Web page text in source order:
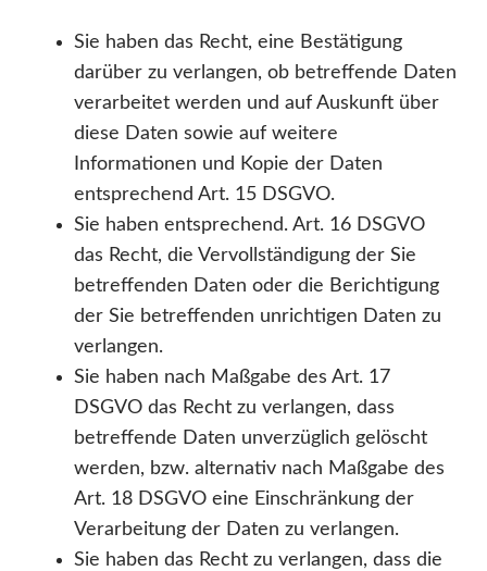
Sie haben das Recht, eine Bestätigung
darüber zu verlangen, ob betreffende Daten
verarbeitet werden und auf Auskunft über
diese Daten sowie auf weitere
Informationen und Kopie der Daten
entsprechend Art. 15 DSGVO.
Sie haben entsprechend. Art. 16 DSGVO
das Recht, die Vervollständigung der Sie
betreffenden Daten oder die Berichtigung
der Sie betreffenden unrichtigen Daten zu
verlangen.
Sie haben nach Maßgabe des Art. 17
DSGVO das Recht zu verlangen, dass
betreffende Daten unverzüglich gelöscht
werden, bzw. alternativ nach Maßgabe des
Art. 18 DSGVO eine Einschränkung der
Verarbeitung der Daten zu verlangen.
Sie haben das Recht zu verlangen, dass die